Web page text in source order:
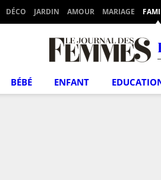
DÉCO JARDIN AMOUR MARIAGE
BÉBÉ ENFANT